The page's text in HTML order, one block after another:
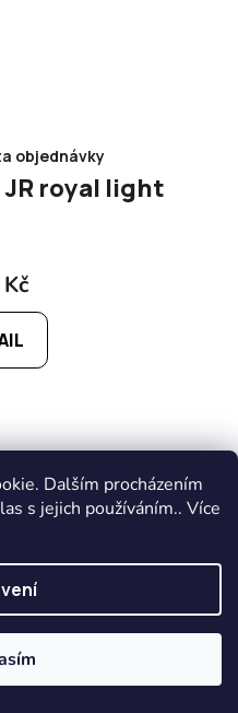
Dalším procházením
s jejich používáním.. Více
objednávky
JR royal light